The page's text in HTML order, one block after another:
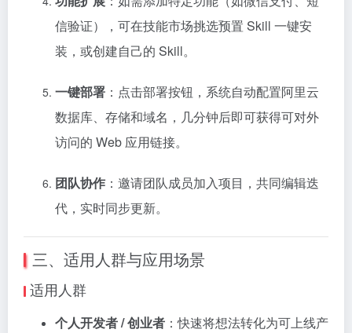
信验证），可在技能市场挑选预置 Skill 一键安
装，或创建自己的 Skill。
一键部署 ：点击部署按钮，系统自动配置阿里云
数据库、存储和域名，几分钟后即可获得可对外
访问的 Web 应用链接。
团队协作 ：邀请团队成员加入项目，共同编辑迭
代，实时同步更新。
三、适用人群与应用场景
适用人群
个人开发者 / 创业者 ：快速将想法转化为可上线产